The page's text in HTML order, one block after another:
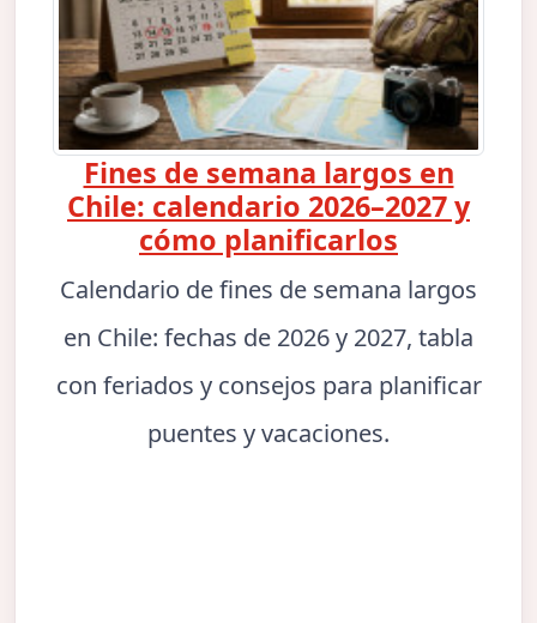
Fines de semana largos en
Chile: calendario 2026–2027 y
cómo planificarlos
Calendario de fines de semana largos
en Chile: fechas de 2026 y 2027, tabla
con feriados y consejos para planificar
puentes y vacaciones.